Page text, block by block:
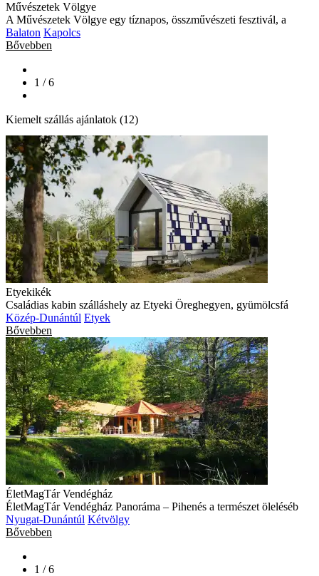
Művészetek Völgye
A Művészetek Völgye egy tíznapos, összművészeti fesztivál, a
Balaton Kapolcs
Bővebben
1 / 6
Kiemelt szállás ajánlatok (12)
Etyekikék
Családias kabin szálláshely az Etyeki Öreghegyen, gyümölcsfá
Közép-Dunántúl Etyek
Bővebben
ÉletMagTár Vendégház
ÉletMagTár Vendégház Panoráma – Pihenés a természet öleléséb
Nyugat-Dunántúl Kétvölgy
Bővebben
1 / 6